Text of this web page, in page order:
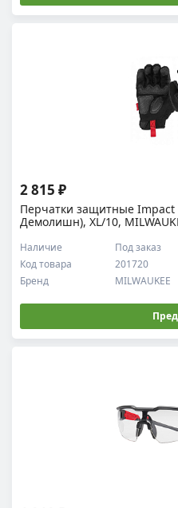
Перчатки защитные
Демолишн), XL/10,
Код товара 201720
Наличие Под заказ
Бренд MILWAUKEE
2 815 ₽